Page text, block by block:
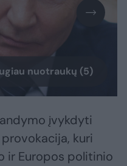
nuotraukų (5)
įvykdyti
kuri
ir Europos politinio